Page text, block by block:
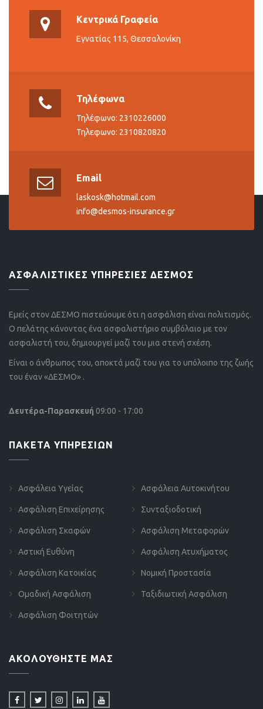
Κεντρικά Γραφεία
Εγνατίας 115, Θεσσαλονίκη
Τηλέφωνα
Τηλέφωνο: 2310226000
Τηλεφωνο: 2310820820
Email
laskosk@hotmail.com
info@desmos-insurance.gr
ΑΣΦΑΛΙΣΤΙΚΕΣ ΥΠΗΡΕΣΙΕΣ ΔΕΣΜΟΣ
Εμείς στον ΔΕΣΜΟ πιστεύουμε ότι η ασφάλιση είναι πολιτισμός.
Ο πελάτης κάνοντας ένα ασφαλιστήριο συμβόλαιο με τον
ασφαλιστή του, δημιουργεί μαζί του μια στενή σχέση.
Είναι ο άνθρωπος του, αποκτά μαζί του για το υπόλοιπο της ζωής
του έναν «ΔΕΣΜΟ» .
Δευτέρα-Παρασκευή 09:00 - 17:00
ΠΑΚΕΤΑ ΥΠΗΡΕΣΙΩΝ
Ασφάλεια Υγείας Ασφάλεια Αυτοκινήτου
Ασφάλιση Επιχείρησης Συνταξιοδοτική
Ασφάλιση Σκαφών Ασφάλιση Μεταφορών
Αστική Ευθύνη Ασφάλιση Ατυχήματος
Ασφάλιση Κατοικίας Νομική Προστασία
Ομαδική Ασφάλιση Ταξιδιωτική Ασφάλιση
Ασφάλιση Φοιτητών
ΑΚΟΛΟΥΘΗΣΤΕ ΜΑΣ